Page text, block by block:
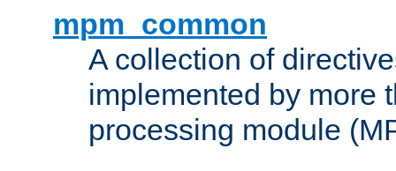
mpm_common
A collection of
implemented by more
processing module